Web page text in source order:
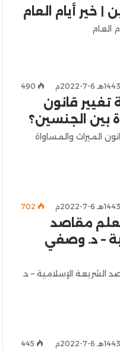
| خير أيام العام
العام
490
تغيير قانون
بين الجنسين؟
الميراث والمساواة
702
مقاصد
– د. وصفي
الشريعة الإسلامية – د.
445